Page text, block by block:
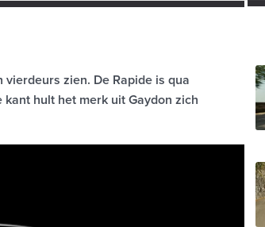
zien. De Rapide is qua
hult het merk uit Gaydon zich